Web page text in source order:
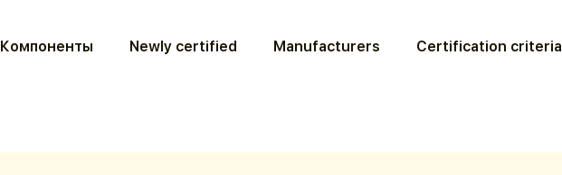
Компоненты Newly certified Manufacturers Certification criteria